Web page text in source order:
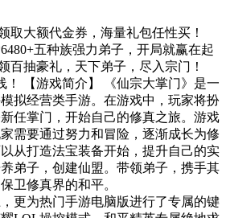
取大额代金券，海量礼包任性买！
五种族强力弟子，开局就赢在起
百抽豪礼，天下弟子，尽入宗门！
！ 【游戏简介】 《仙宗大掌门》是一
拟经营类手游。在游戏中，玩家将扮
任掌门，开始自己的修真之旅。游戏
需要通过努力和冒险，逐渐成长为修
从打造法宝装备开始，提升自己的实
弟子，创建仙盟。带领弟子，携手其
卫修真界的和平。
更为热门手游电脑版进行了专属的键